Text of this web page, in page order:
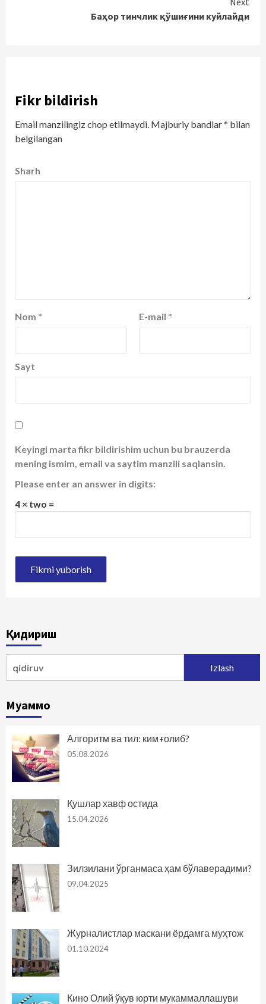
Баҳор тинчлик қўшиғини куйлайди
Fikr bildirish
Email manzilingiz chop etilmaydi. Majburiy bandlar* bilan
belgilangan
Sharh
Nom * E-mail *
Sayt
Keyingi marta fikr bildirishim uchun bu brauzerda
mening ismim, email va saytim manzili saqlansin.
Please enter an answer in digits:
4 × two =
Қидириш
Муаммо
Алгоритм ва тил: ким ғолиб?
05.08.2026
Қушлар хавф остида
15.04.2026
Зилзилани ўрганмаса ҳам бўлаверадими?
09.04.2025
Журналистлар маскани ёрдамга муҳтож
01.10.2024
Кино Олий ўқув юрти мукаммаллашуви